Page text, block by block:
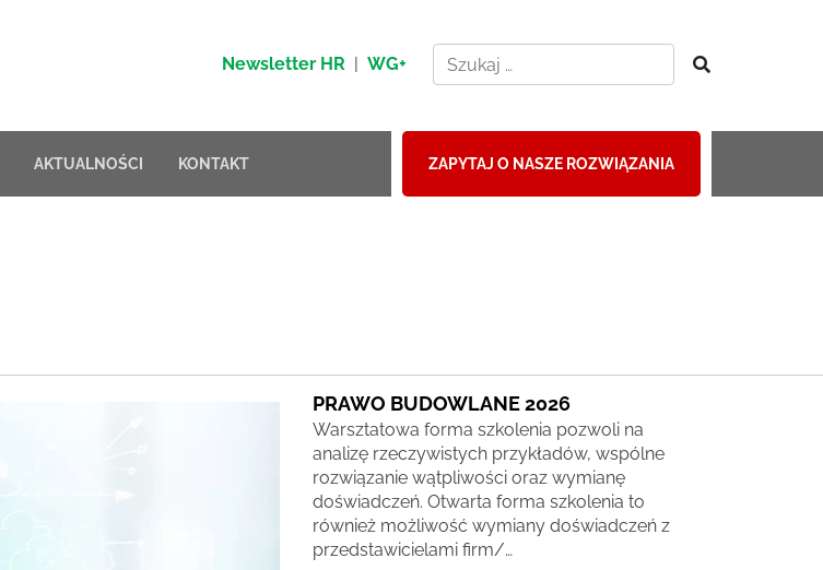
Newsletter HR | WG+
AKTUALNOŚCI KONTAKT ZAPYTAJ O NASZE ROZWIĄZANIA
PRAWO BUDOWLANE 2026
Warsztatowa forma szkolenia pozwoli na
analizę rzeczywistych przykładów, wspólne
rozwiązanie wątpliwości oraz wymianę
doświadczeń. Otwarta forma szkolenia to
również możliwość wymiany doświadczeń z
przedstawicielami firm/…